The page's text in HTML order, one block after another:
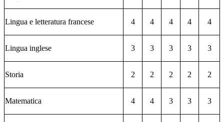
Lingua e letteratura francese 4 4 4 4 4
Lingua inglese 3 3 3 3 3
Storia 2 2 2 2 2
Matematica 4 4 3 3 3